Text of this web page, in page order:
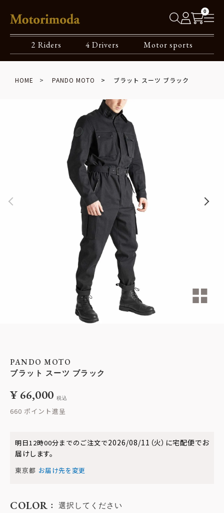
0
2 Riders 4 Drivers Motor sports
HOME PANDO MOTO ブラット スーツ ブラック
PANDO MOTO
ブラット スーツ ブラック
¥66,000 税込
660
明日12時00分までのご注文で2026/08/11（火） に宅配便でお
届けします。
東京都 お届け先を変更
COLOR 選択してください